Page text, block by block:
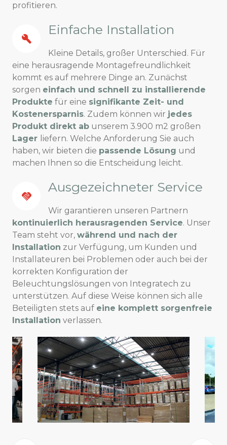
profitieren.
Einfache Installation
Kleine Details, großer Unterschied. Für
eine herausragende Montagefreundlichkeit
kommt es auf mehrere Dinge an. Zunächst
sorgen einfach und schnell zu installierende
Produkte für eine signifikante Zeit- und
Kostenersparnis. Zudem können wir jedes
Produkt direkt ab unserem 3.900 m2 großen
Lager liefern. Welche Anforderung Sie auch
haben, wir bieten die passende Lösung und
machen Ihnen so die Entscheidung leicht.
Ausgezeichneter Service
Wir garantieren unseren Partnern
kontinuierlich herausragenden Service. Unser
Team steht vor, während und nach der
Installation zur Verfügung, um Kunden und
Installateuren bei Problemen oder auch bei der
korrekten Konfiguration der
Beleuchtungslösungen von Integratech zu
unterstützen. Auf diese Weise können sich alle
Beteiligten stets auf eine komplett sorgenfreie
Installation verlassen.